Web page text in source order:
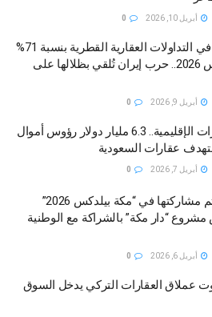
أبريل 10, 2026
تراجع حاد في التداولات العقارية القطرية بنسبة 71%
خلال مارس 2026.. حرب إيران تُلقي بظلالها على
أبريل 9, 2026
رغم التوترات الإقليمية.. 6.3 مليار دولار رؤوس أموال
عقارات السعودية
أبريل 7, 2026
ليدار” تختتم مشاركتها في “مكة بيلدكس 2026”
“دار مكة” بالشراكة مع الوطنية
أبريل 6, 2026
عملاق العقارات التركي يدخل السوق